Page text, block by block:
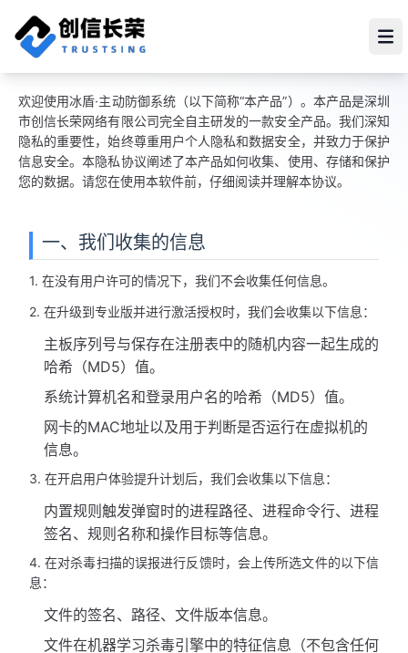
欢迎使用冰盾·主动防御系统（以下简称“本产品”）。本产品是深圳
市创信长荣网络有限公司完全自主研发的一款安全产品。我们深知
隐私的重要性，始终尊重用户个人隐私和数据安全，并致力于保护
信息安全。本隐私协议阐述了本产品如何收集、使用、存储和保护
您的数据。请您在使用本软件前，仔细阅读并理解本协议。
一、我们收集的信息
1. 在没有用户许可的情况下，我们不会收集任何信息。
2. 在升级到专业版并进行激活授权时，我们会收集以下信息：
主板序列号与保存在注册表中的随机内容一起生成的
哈希（MD5）值。
系统计算机名和登录用户名的哈希（MD5）值。
网卡的MAC地址以及用于判断是否运行在虚拟机的
信息。
3. 在开启用户体验提升计划后，我们会收集以下信息：
内置规则触发弹窗时的进程路径、进程命令行、进程
签名、规则名称和操作目标等信息。
4. 在对杀毒扫描的误报进行反馈时，会上传所选文件的以下信
息：
文件的签名、路径、文件版本信息。
文件在机器学习杀毒引擎中的特征信息（不包含任何